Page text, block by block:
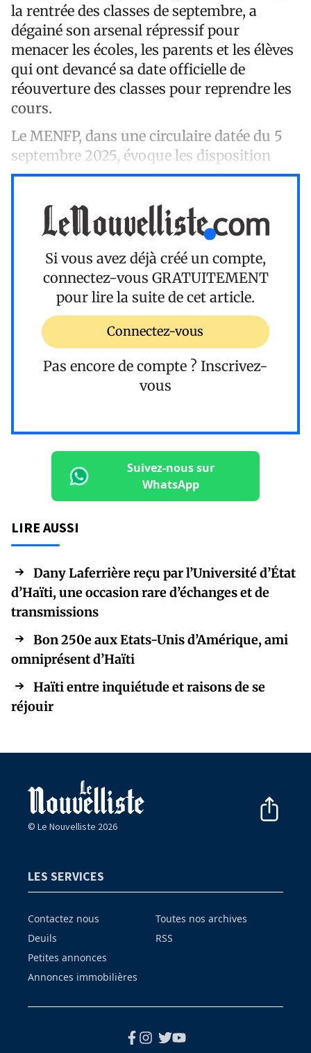
la rentrée des classes de septembre, a
dégainé son arsenal répressif pour
menacer les écoles, les parents et les élèves
qui ont devancé sa date officielle de
réouverture des classes pour reprendre les
cours.
Le MENFP, dans une circulaire datée du 5
septembre 2025, évoque les disposition
Si vous avez déjà créé un compte,
connectez-vous GRATUITEMENT
pour lire la suite de cet article.
Connectez-vous
Pas encore de compte ? Inscrivez-
vous
Suivez-nous sur
WhatsApp
LIRE AUSSI
Dany Laferrière reçu par l’Université d’État
d’Haïti, une occasion rare d’échanges et de
transmissions
Bon 250e aux Etats-Unis d’Amérique, ami
omniprésent d’Haïti
Haïti entre inquiétude et raisons de se
réjouir
© Le Nouvelliste 2026
LES SERVICES
Contactez nous
Deuils
Petites annonces
Annonces immobilières
Toutes nos archives
RSS